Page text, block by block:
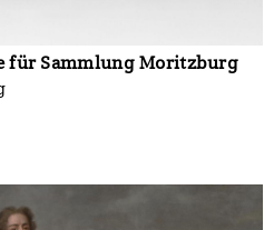
für Sammlung Moritzburg